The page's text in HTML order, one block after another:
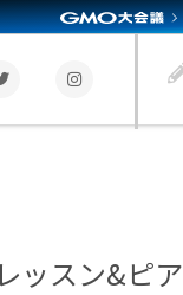
ッスン&ピ